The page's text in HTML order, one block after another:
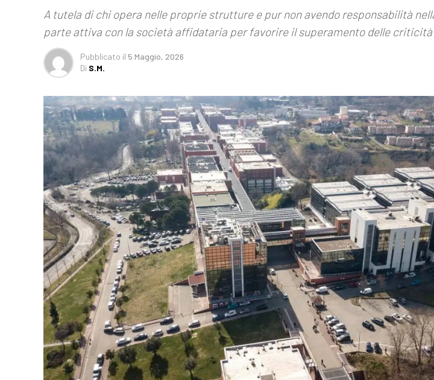
A tutela di chi opera nelle proprie strutture e pur non avendo responsabilità
parte attiva con la società affidataria per favorire il superamento delle criticità
Pubblicato il 5 Maggio, 2026
Di S.M.